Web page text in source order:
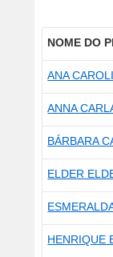
NOME DO
ANA
ANNA
BÁRBARA
ELDER
HENRIQUE